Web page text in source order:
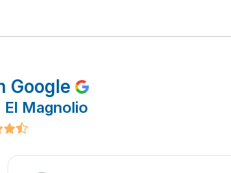
Google
El Magnolio